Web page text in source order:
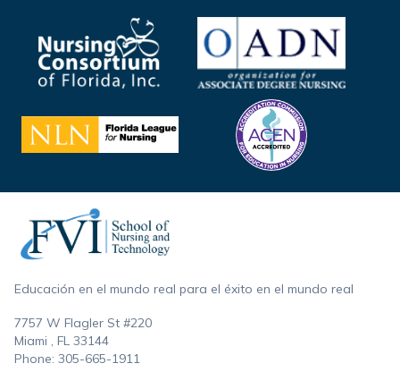
Educación en el mundo real para el éxito en el mundo real
7757 W Flagler St #220
Miami , FL 33144
Phone: 305-665-1911